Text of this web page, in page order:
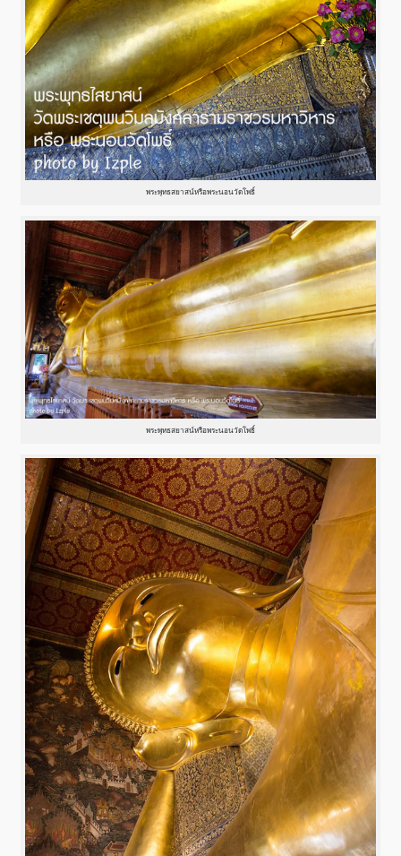
พระพุทธสยาสน์หรือพระนอนวัดโพธิ์
พระพุทธสยาสน์หรือพระนอนวัดโพธิ์